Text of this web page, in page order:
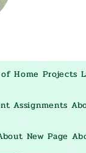
Home Projects
Assignments
New Page